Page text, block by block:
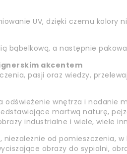
UV, dzięki czemu kolory
bąbelkową, a następnie
akcentem
pasji oraz wiedzy,
odświeżenie wnętrza i nadanie
martwą naturę,
industrialne i wiele, wiele
od pomieszczenia,
obrazy do sypialni,